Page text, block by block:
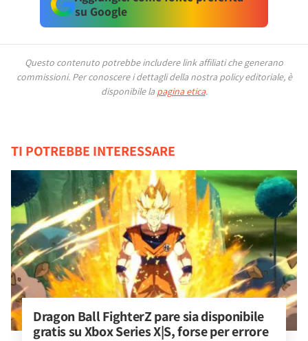
su Google
Questo contenuto potrebbe includere link affiliati che generano
commissioni. Per conoscere i dettagli della nostra policy editoriale, è
disponibile la pagina etica.
TI POTREBBE INTERESSARE
Dragon Ball FighterZ pare sia disponibile
gratis su Xbox Series X|S, forse per errore